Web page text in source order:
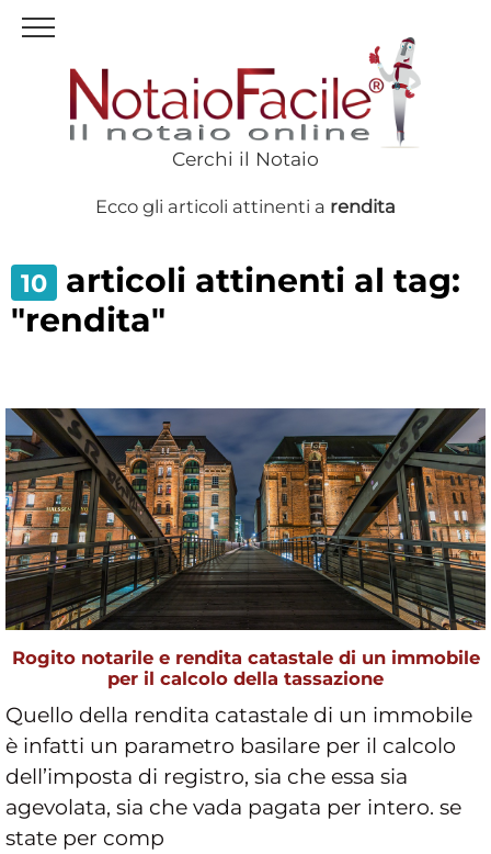
Cerchi il Notaio
Ecco gli articoli attinenti a rendita
10
articoli attinenti al tag:
"rendita"
Rogito notarile e rendita catastale di un immobile
per il calcolo della tassazione
Quello della rendita catastale di un immobile
è infatti un parametro basilare per il calcolo
dell’imposta di registro, sia che essa sia
agevolata, sia che vada pagata per intero. se
state per comp